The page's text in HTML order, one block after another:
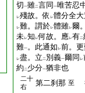
切一雖二言同 一唯苦忍
レ殘故。依 レ體分全
レ難。謂於レ體雖レ爾
未レ知 レ何故。應レ有二
難一。此通如 レ前。
レ盡。立 二 別義一爾同 レ
約 二 少分一猶非也
二十
右
第二刹那 至